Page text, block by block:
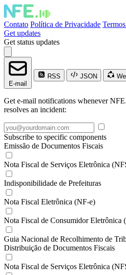
Contato Política de Privacidade
Get updates
Get status updates
E-mail
RSS JSON
Get e-mail notifications whenever
resolves an incident:
Subscribe to specific components
Emissão de Documentos Fiscais
Nota Fiscal de Serviços Eletrônica
Indisponibilidade de Prefeituras
Nota Fiscal Eletrônica (NF-e)
Nota Fiscal de Consumidor Eletrônica
Guia Nacional de Recolhimento de
Distribuição de Documentos Fiscais
Nota Fiscal de Serviços Eletrônica